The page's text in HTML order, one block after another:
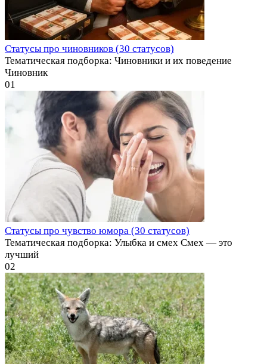
Статусы про чиновников (30 статусов)
Тематическая подборка: Чиновники и их поведение
Чиновник
01
Статусы про чувство юмора (30 статусов)
Тематическая подборка: Улыбка и смех Смех — это
лучший
02